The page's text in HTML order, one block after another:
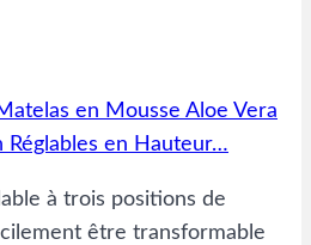
en Mousse Aloe Vera
Réglables en Hauteur…
à trois positions de
être transformable